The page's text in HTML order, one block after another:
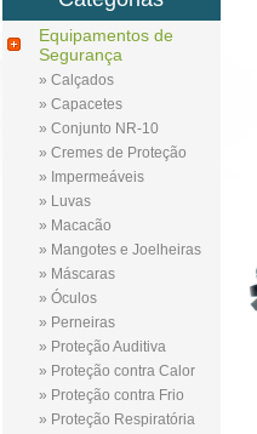
Equipamentos de
Segurança
» Calçados
» Capacetes
» Conjunto NR-10
» Cremes de Proteção
» Impermeáveis
» Luvas
» Macacão
» Mangotes e Joelheiras
» Máscaras
» Óculos
» Perneiras
» Proteção Auditiva
» Proteção contra Calor
» Proteção contra Frio
» Proteção Respiratória